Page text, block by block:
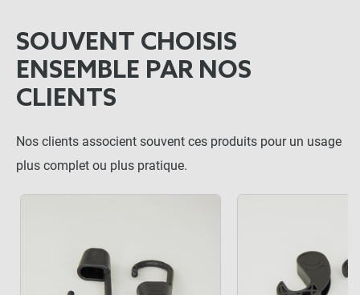
SOUVENT CHOISIS
ENSEMBLE PAR NOS
CLIENTS
Nos clients associent souvent ces produits pour un usage
plus complet ou plus pratique.